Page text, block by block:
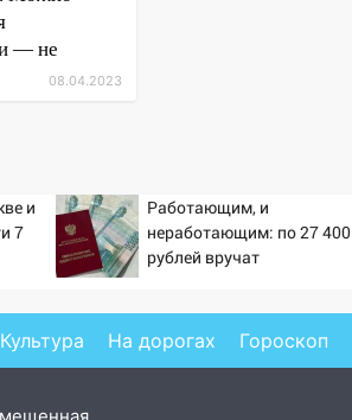
— не
08.04.2023
и
7
Работающим, и
неработающим: по 27 400
рублей вручат
Культура На дорогах Гороскоп